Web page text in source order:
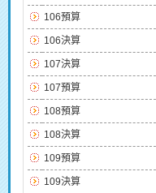
106預算
106決算
107決算
107預算
108預算
108決算
109預算
109決算